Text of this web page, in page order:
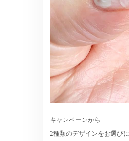
キャンペーンから
2種類のデザインをお選びに